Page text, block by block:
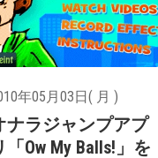
年05月03日( 月 )
ナラジャンプアプ
「Ow My Balls!」を